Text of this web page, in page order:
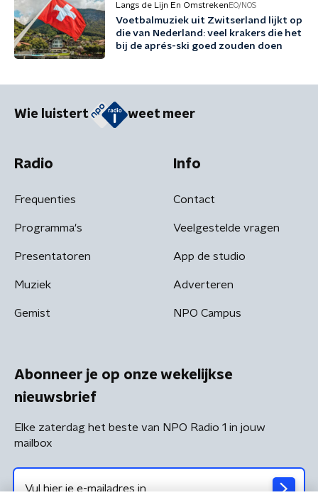
Langs de Lijn En Omstreken EO/NOS
Voetbalmuziek uit Zwitserland lijkt op
die van Nederland: veel krakers die het
bij de aprés-ski goed zouden doen
Wie luistert weet meer
Radio
Frequenties
Programma's
Presentatoren
Muziek
Gemist
Info
Contact
Veelgestelde vragen
App de studio
Adverteren
NPO Campus
Abonneer je op onze wekelijkse
nieuwsbrief
Elke zaterdag het beste van NPO Radio 1 in jouw
mailbox